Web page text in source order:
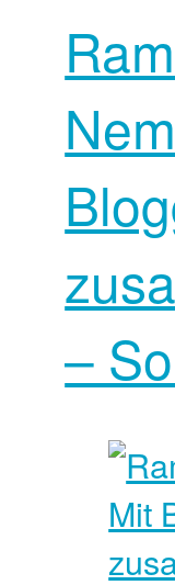
–